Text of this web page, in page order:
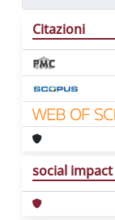
Citazioni
social impact